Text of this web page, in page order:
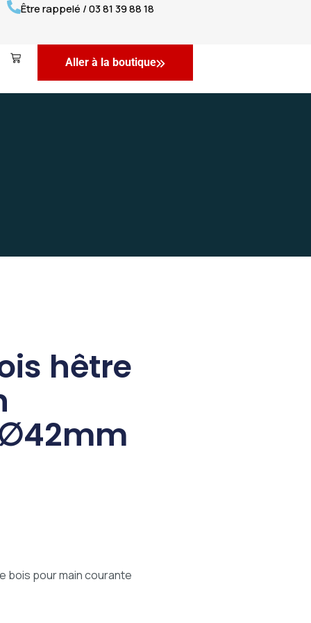
Être rappelé / 03 81 39 88 18
Aller à la boutique
hêtre
bois pour main courante